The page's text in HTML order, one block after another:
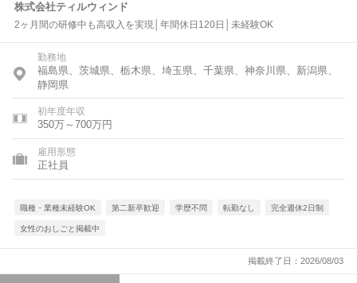
株式会社ティルウィンド
2ヶ月間の研修中も高収入を実現│年間休日120日│未経験OK
勤務地
福島県、茨城県、栃木県、埼玉県、千葉県、神奈川県、新潟県、
静岡県
初年度年収
350万～700万円
雇用形態
正社員
職種・業種未経験OK 第二新卒歓迎 学歴不問 転勤なし 完全週休2日制
女性のおしごと掲載中
掲載終了日：2026/08/03